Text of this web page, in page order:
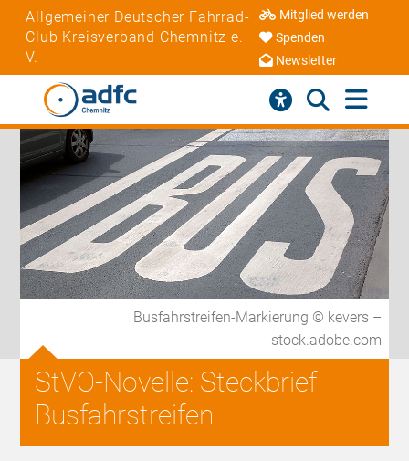
Allgemeiner Deutscher Fahrrad-
Club Kreisverband Chemnitz e.
V.
Mitglied werden
Spenden
Newsletter
Busfahrstreifen-Markierung © kevers –
stock.adobe.com
StVO-Novelle: Steckbrief
Busfahrstreifen